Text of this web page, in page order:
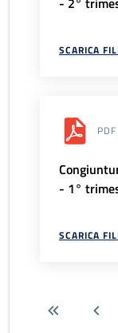
SCARICA
PDF
- 1°
SCARICA